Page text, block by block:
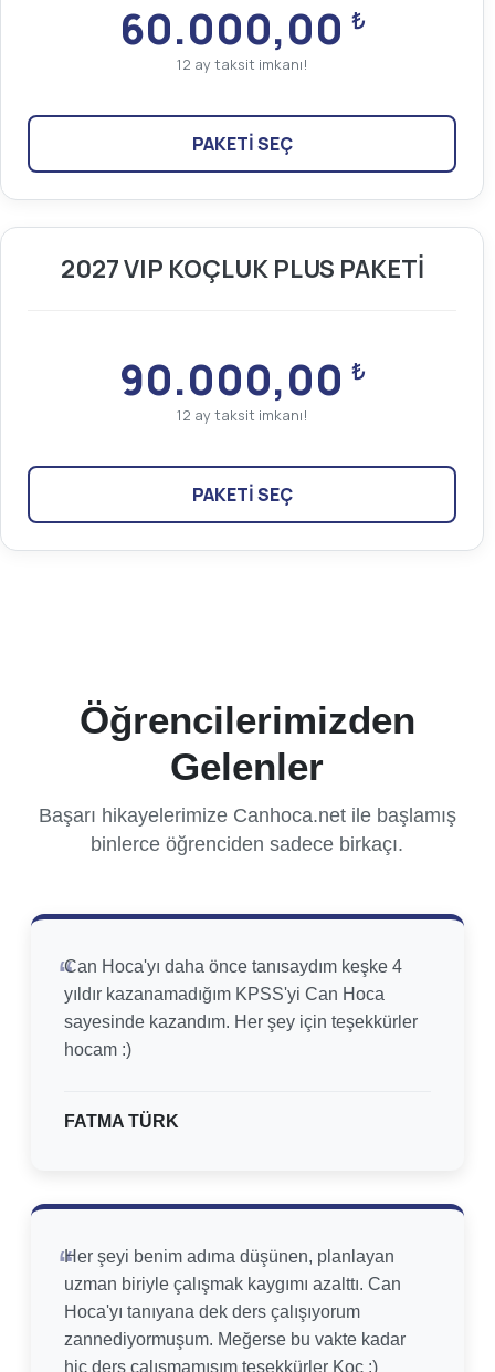
60.000,00 ₺
12 ay taksit imkanı!
PAKETİ SEÇ
2027 VIP KOÇLUK PLUS PAKETİ
90.000,00 ₺
12 ay taksit imkanı!
PAKETİ SEÇ
Öğrencilerimizden
Gelenler
Başarı hikayelerimize Canhoca.net ile başlamış
binlerce öğrenciden sadece birkaçı.
Can Hoca'yı daha önce tanısaydım keşke 4
yıldır kazanamadığım KPSS'yi Can Hoca
sayesinde kazandım. Her şey için teşekkürler
hocam :)
FATMA TÜRK
Her şeyi benim adıma düşünen, planlayan
uzman biriyle çalışmak kaygımı azalttı. Can
Hoca'yı tanıyana dek ders çalışıyorum
zannediyormuşum. Meğerse bu vakte kadar
hiç ders çalışmamışım teşekkürler Koç :)